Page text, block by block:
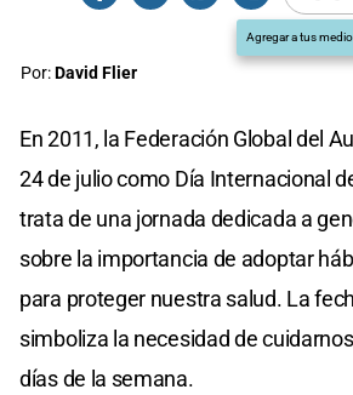
Agregar a tus
Por:David Flier
En 2011, la Federación Global del
24 de julio como Día Internacional
trata de una jornada dedicada a
sobre la importancia de adoptar
para proteger nuestra salud. La
simboliza la necesidad de
días de la semana.